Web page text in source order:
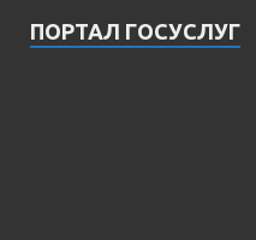
ПОРТАЛ ГОСУСЛУГ